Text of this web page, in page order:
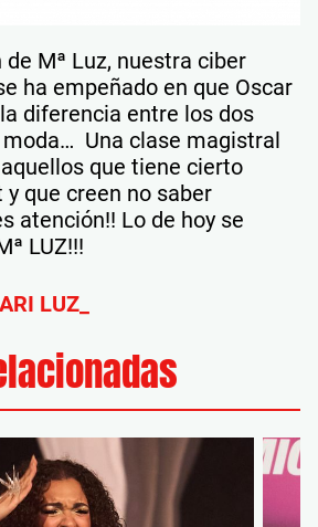
Mª Luz, nuestra ciber
ha empeñado en que Oscar
diferencia entre los dos
moda… Una clase magistral
que tiene cierto
que creen no saber
atención!! Lo de hoy se
LUZ!!!
LUZ_